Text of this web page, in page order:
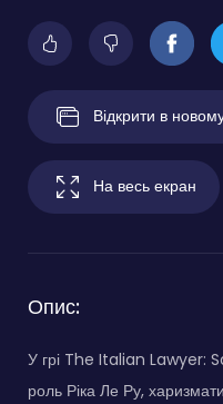
Відкрити в новому
На весь екран
Опис:
У грі The Italian Lawyer:
роль Ріка Ле Ру,